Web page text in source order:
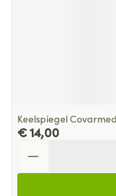
Keelspiegel Covarmed
€ 14,00